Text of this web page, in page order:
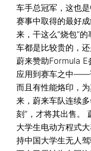
车手总冠军，这也
赛事中取得的最好
来，干这么“烧包”
车都是比较贵的，
蔚来赞助Formula E
应用到赛车之中——
而且有性能烙印，
来，蔚来车队连续
刻”，才将其出售。
大学生电动方程式
持中国大学生无人